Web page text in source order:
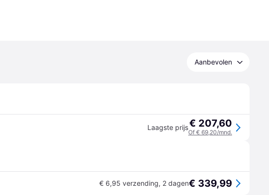
Aanbevolen
Laagste prijs€ 207,60
Of € 69,20/mnd.
€ 6,95 verzending, 2 dagen€ 339,99